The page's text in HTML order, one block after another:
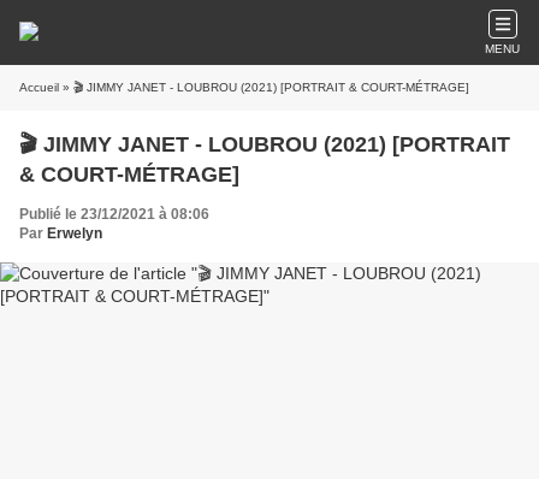
MENU
Accueil » 🎬 JIMMY JANET - LOUBROU (2021) [PORTRAIT & COURT-MÉTRAGE]
🎬 JIMMY JANET - LOUBROU (2021) [PORTRAIT
& COURT-MÉTRAGE]
Publié le 23/12/2021 à 08:06
Par Erwelyn